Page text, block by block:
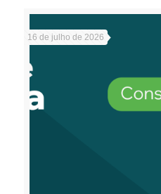
16 de julho de 2026